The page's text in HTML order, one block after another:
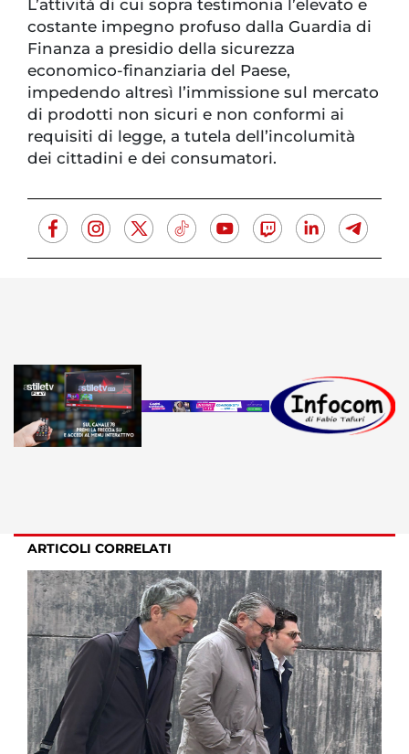
L’attività di cui sopra testimonia l’elevato e
costante impegno profuso dalla Guardia di
Finanza a presidio della sicurezza
economico-finanziaria del Paese,
impedendo altresì l’immissione sul mercato
di prodotti non sicuri e non conformi ai
requisiti di legge, a tutela dell’incolumità
dei cittadini e dei consumatori.
ARTICOLI CORRELATI